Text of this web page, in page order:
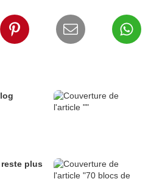
Eklablog
plus